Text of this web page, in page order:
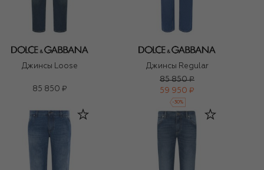
Джинсы Loose
85 850 ₽
Джинсы Regular
85 850 ₽
59 950 ₽
-30%